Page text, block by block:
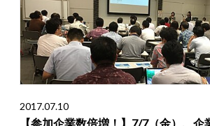
2017.07.10
【参加企業数倍増！】7/7（金）、